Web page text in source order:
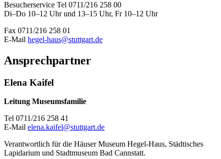
Besucherservice Tel 0711/216 258 00
Di–Do 10–12 Uhr und 13–15 Uhr, Fr 10–12 Uhr
Fax 0711/216 258 01
E-Mail hegel-haus@stuttgart.de
Ansprechpartner
Elena Kaifel
Leitung Museumsfamilie
Tel 0711/216 258 41
E-Mail elena.kaifel@stuttgart.de
Verantwortlich für die Häuser Museum Hegel-Haus, Städtisches
Lapidarium und Stadtmuseum Bad Cannstatt.